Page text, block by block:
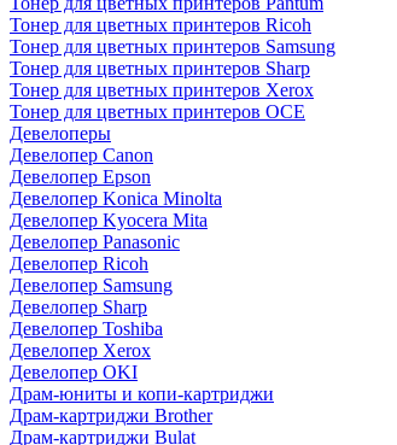
Тонер для цветных принтеров Ricoh
Тонер для цветных принтеров Samsung
Тонер для цветных принтеров Sharp
Тонер для цветных принтеров Xerox
Тонер для цветных принтеров OCE
Девелоперы
Девелопер Canon
Девелопер Epson
Девелопер Konica Minolta
Девелопер Kyocera Mita
Девелопер Panasonic
Девелопер Ricoh
Девелопер Samsung
Девелопер Sharp
Девелопер Toshiba
Девелопер Xerox
Девелопер OKI
Драм-юниты и копи-картриджи
Драм-картриджи Brother
Драм-картриджи Bulat